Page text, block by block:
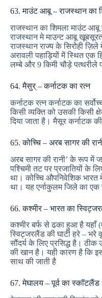
63. माउंट आबू – राजस्थान का
राजस्थान का शिमला माउंट आबू
राजस्थान मे माउन्ट आबू
राजस्थान राज्य के सिरोही
अरावली पहाड़ियों में स्थित एक
लम्बे और 9 किमी चौड़े पत्थरीले
64. मैसुर् – कर्नाटक का रत्न
कर्नाटक रत्न कर्नाटक का
किसी व्यक्ति को उसकी किसी
दिया जाता है। मैसूर कर्नाटक
65. कोच्चि – अरब सागर की
अरब सागर की रानी’ के रूप में
पश्चिमी तट पर प्रजातियों के
था। कोच्चि औपनिवेशिक भारत
था। यह एर्नाकुलम जिले का एक
66. कश्मीर – भारत का
कश्मीर बर्फ से ढका हुआ है यहाँ
स्विट्जरलैंड की घाटी हरे – भरे
सौंदर्य के लिए प्रसिद्ध है। ठीक
की खान है। यही कारण है कि
साथ की जाती है
67. मेघालय – पूर्व का स्कॉटलैंड